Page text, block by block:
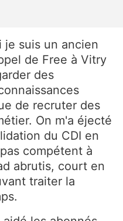
je suis un ancien
de Free à Vitry
des
de recruter des
On m'a éjecté
du CDI en
compétent à
abrutis, court en
traiter la